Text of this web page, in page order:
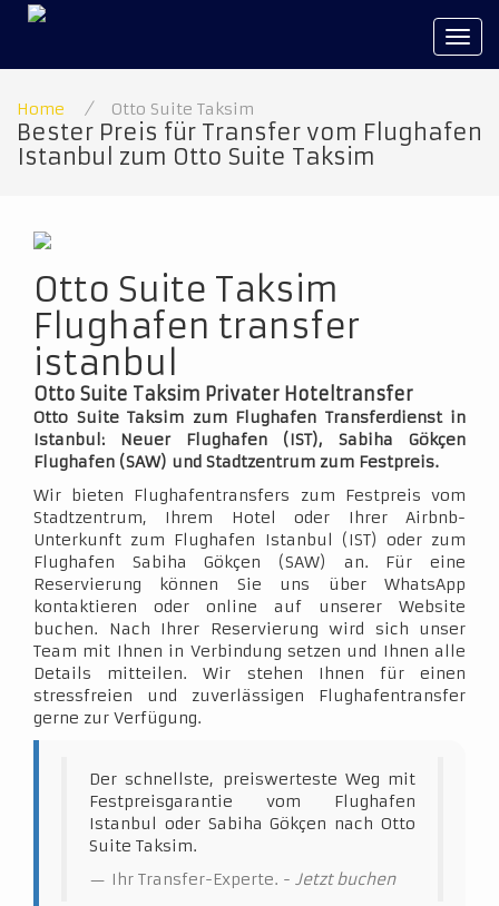
Home / Otto Suite Taksim
Bester Preis für Transfer vom Flughafen
Istanbul zum Otto Suite Taksim
Otto Suite Taksim
Flughafen transfer
istanbul
Otto Suite Taksim Privater Hoteltransfer
Otto Suite Taksim zum Flughafen Transferdienst in
Istanbul: Neuer Flughafen (IST), Sabiha Gökçen
Flughafen (SAW) und Stadtzentrum zum Festpreis.
Wir bieten Flughafentransfers zum Festpreis vom
Stadtzentrum, Ihrem Hotel oder Ihrer Airbnb-
Unterkunft zum Flughafen Istanbul (IST) oder zum
Flughafen Sabiha Gökçen (SAW) an. Für eine
Reservierung können Sie uns über WhatsApp
kontaktieren oder online auf unserer Website
buchen. Nach Ihrer Reservierung wird sich unser
Team mit Ihnen in Verbindung setzen und Ihnen alle
Details mitteilen. Wir stehen Ihnen für einen
stressfreien und zuverlässigen Flughafentransfer
gerne zur Verfügung.
Der schnellste, preiswerteste Weg mit
Festpreisgarantie vom Flughafen
Istanbul oder Sabiha Gökçen nach Otto
Suite Taksim.
Ihr Transfer-Experte. - Jetzt buchen